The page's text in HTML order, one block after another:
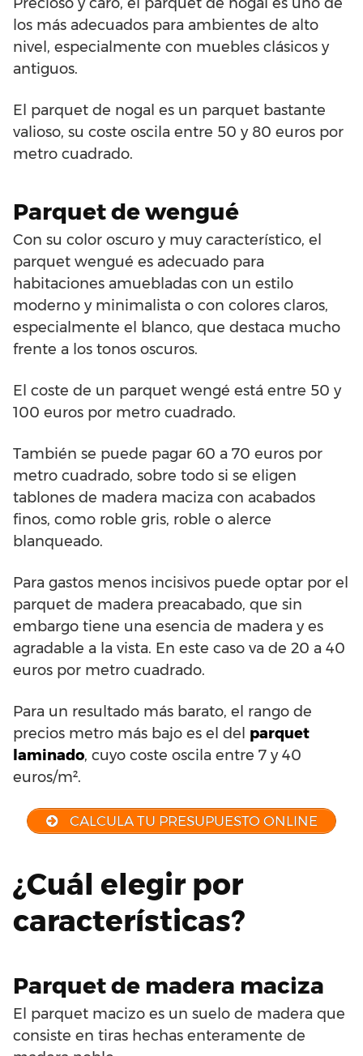
los más adecuados para ambientes de alto
nivel, especialmente con muebles clásicos y
antiguos.
El parquet de nogal es un parquet bastante
valioso, su coste oscila entre 50 y 80 euros por
metro cuadrado.
Parquet de wengué
Con su color oscuro y muy característico, el
parquet wengué es adecuado para
habitaciones amuebladas con un estilo
moderno y minimalista o con colores claros,
especialmente el blanco, que destaca mucho
frente a los tonos oscuros.
El coste de un parquet wengé está entre 50 y
100 euros por metro cuadrado.
También se puede pagar 60 a 70 euros por
metro cuadrado, sobre todo si se eligen
tablones de madera maciza con acabados
finos, como roble gris, roble o alerce
blanqueado.
Para gastos menos incisivos puede optar por el
parquet de madera preacabado, que sin
embargo tiene una esencia de madera y es
agradable a la vista. En este caso va de 20 a 40
euros por metro cuadrado.
Para un resultado más barato, el rango de
precios metro más bajo es el del parquet
laminado, cuyo coste oscila entre 7 y 40
euros/m².
CALCULA TU PRESUPUESTO ONLINE
¿Cuál elegir por
características?
Parquet de madera maciza
El parquet macizo es un suelo de madera que
consiste en tiras hechas enteramente de